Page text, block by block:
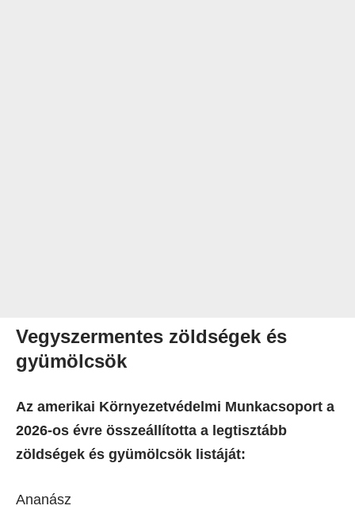
Vegyszermentes zöldségek és
gyümölcsök
Az amerikai Környezetvédelmi Munkacsoport a
2026-os évre összeállította a legtisztább
zöldségek és gyümölcsök listáját:
Ananász